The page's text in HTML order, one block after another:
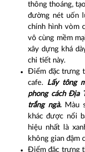
thông thoáng,
đường nét uốn
chính hình vòm
vô cùng mềm
xây dựng khá
chi tiết này.
Điểm đặc trưng
cafe. Lấy tông
phong cách Địa
trắng ngà. Màu
khác được nổi
hiệu nhất là
không gian đậm
Điểm đặc trưng